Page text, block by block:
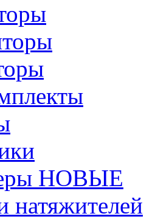
НОВЫЕ
натяжителей